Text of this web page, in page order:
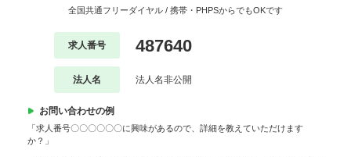
全国共通フリーダイヤル / 携帯・PHPSからでもOKです
求人番号 487640
法人名 法人名非公開
お問い合わせの例
「求人番号〇〇〇〇〇〇に興味があるので、詳細を教えていただけます
か？」